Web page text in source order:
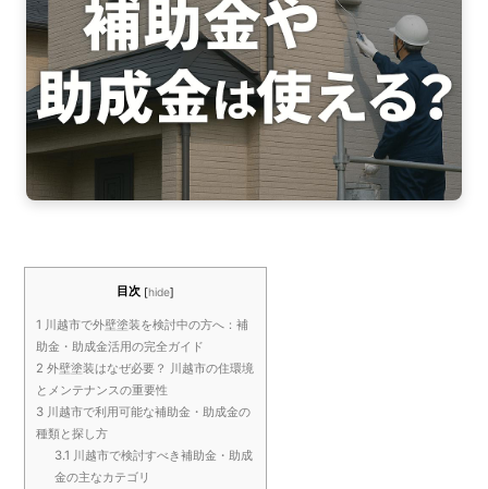
目次 [hide]
1 川越市で外壁塗装を検討中の方へ：補
助金・助成金活用の完全ガイド
2 外壁塗装はなぜ必要？ 川越市の住環境
とメンテナンスの重要性
3 川越市で利用可能な補助金・助成金の
種類と探し方
3.1 川越市で検討すべき補助金・助成
金の主なカテゴリ